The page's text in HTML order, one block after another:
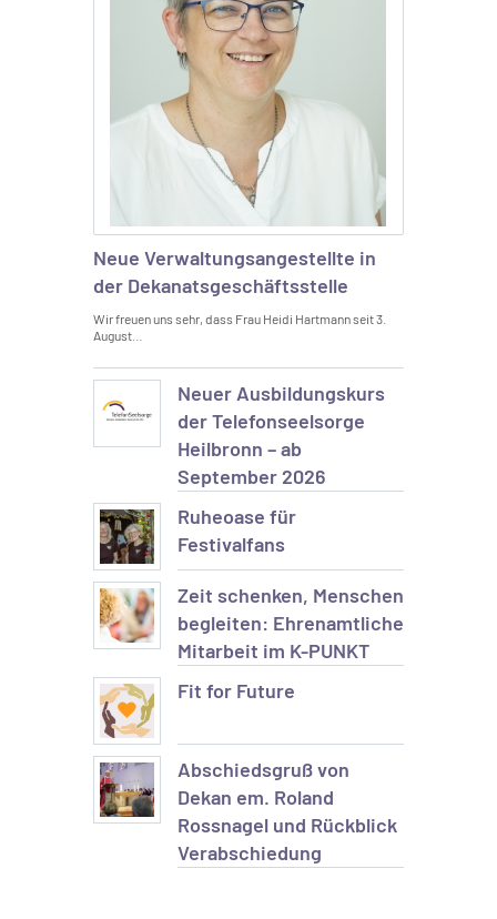
Neue Verwaltungsangestellte in
der Dekanatsgeschäftsstelle
Wir freuen uns sehr, dass Frau Heidi Hartmann seit 3.
August…
Neuer Ausbildungskurs
der Telefonseelsorge
Heilbronn – ab
September 2026
Ruheoase für
Festivalfans
Zeit schenken, Menschen
begleiten: Ehrenamtliche
Mitarbeit im K-PUNKT
Fit for Future
Abschiedsgruß von
Dekan em. Roland
Rossnagel und Rückblick
Verabschiedung